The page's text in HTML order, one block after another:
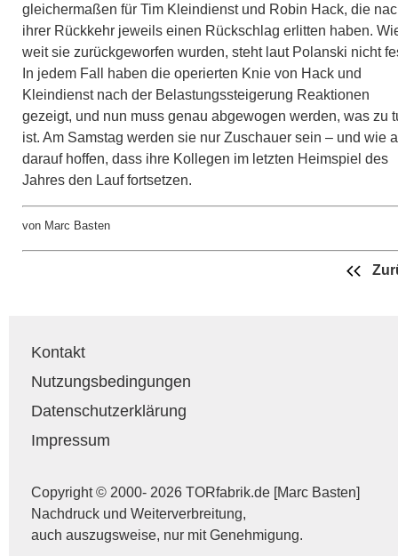
gleichermaßen für Tim Kleindienst und Robin Hack, die
ihrer Rückkehr jeweils einen Rückschlag erlitten haben.
weit sie zurückgeworfen wurden, steht laut Polanski nicht
In jedem Fall haben die operierten Knie von Hack und
Kleindienst nach der Belastungssteigerung Reaktionen
gezeigt, und nun muss genau abgewogen werden, was zu
ist. Am Samstag werden sie nur Zuschauer sein – und wie
darauf hoffen, dass ihre Kollegen im letzten Heimspiel des
Jahres den Lauf fortsetzen.
von Marc Basten
Kontakt
Nutzungsbedingungen
Datenschutzerklärung
Impressum
Copyright © 2000- 2026 TORfabrik.de [Marc Basten]
Nachdruck und Weiterverbreitung,
auch auszugsweise, nur mit Genehmigung.